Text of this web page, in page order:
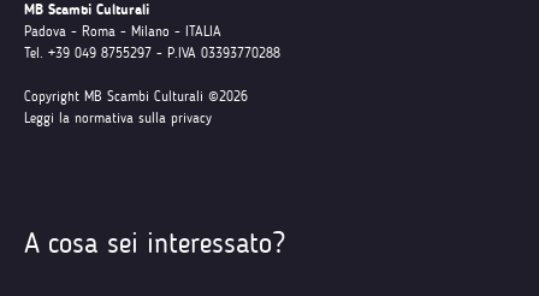
MB Scambi Culturali
Padova - Roma - Milano - ITALIA
Tel. +39 049 8755297 - P.IVA 03393770288
Copyright MB Scambi Culturali ©2026
Leggi la normativa sulla privacy
A cosa sei interessato?